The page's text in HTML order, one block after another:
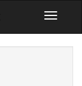
Toggle